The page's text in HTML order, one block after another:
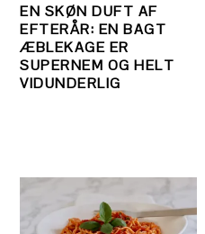
EN SKØN DUFT AF
EFTERÅR: EN BAGT
ÆBLEKAGE ER
SUPERNEM OG HELT
VIDUNDERLIG